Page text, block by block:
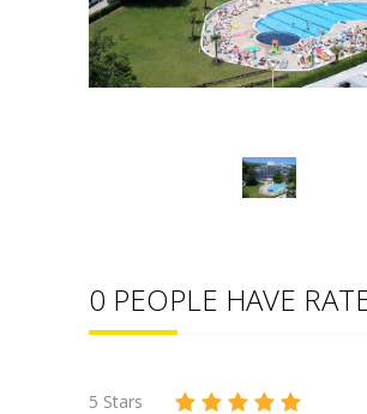
0 PEOPLE HAVE
5 Stars